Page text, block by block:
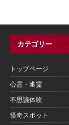
カテゴリー
トップページ
心霊・幽霊
不思議体験
怪奇スポット